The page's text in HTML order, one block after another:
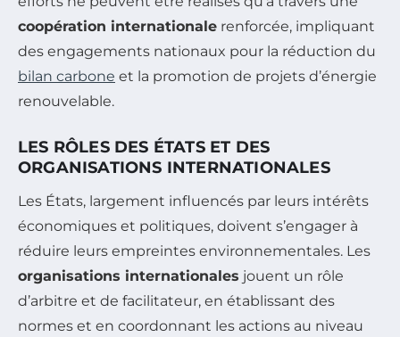
coopération internationale renforcée, impliquant
des engagements nationaux pour la réduction du
bilan carbone et la promotion de projets d’énergie
renouvelable.
LES RÔLES DES ÉTATS ET DES
ORGANISATIONS INTERNATIONALES
Les États, largement influencés par leurs intérêts
économiques et politiques, doivent s’engager à
réduire leurs empreintes environnementales. Les
organisations internationales jouent un rôle
d’arbitre et de facilitateur, en établissant des
normes et en coordonnant les actions au niveau